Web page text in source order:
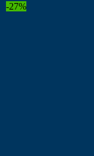
-27%